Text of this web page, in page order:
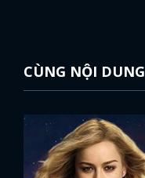
CÙNG NỘI DUNG